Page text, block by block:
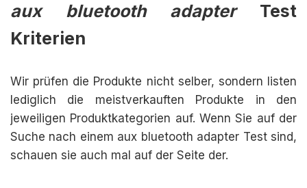
aux bluetooth adapterTest
Kriterien
Wir prüfen die Produkte nicht selber, sondern listen
lediglich die meistverkauften Produkte in den
jeweiligen Produktkategorien auf. Wenn Sie auf der
Suche nach einem aux bluetooth adapter Test sind,
schauen sie auch mal auf der Seite der.